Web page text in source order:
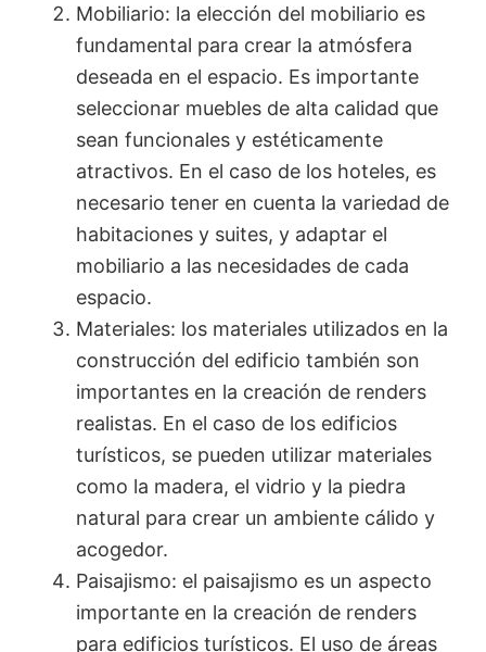
Mobiliario: la elección del mobiliario es
fundamental para crear la atmósfera
deseada en el espacio. Es importante
seleccionar muebles de alta calidad que
sean funcionales y estéticamente
atractivos. En el caso de los hoteles, es
necesario tener en cuenta la variedad de
habitaciones y suites, y adaptar el
mobiliario a las necesidades de cada
espacio.
Materiales: los materiales utilizados en la
construcción del edificio también son
importantes en la creación de renders
realistas. En el caso de los edificios
turísticos, se pueden utilizar materiales
como la madera, el vidrio y la piedra
natural para crear un ambiente cálido y
acogedor.
Paisajismo: el paisajismo es un aspecto
importante en la creación de renders
para edificios turísticos. El uso de áreas